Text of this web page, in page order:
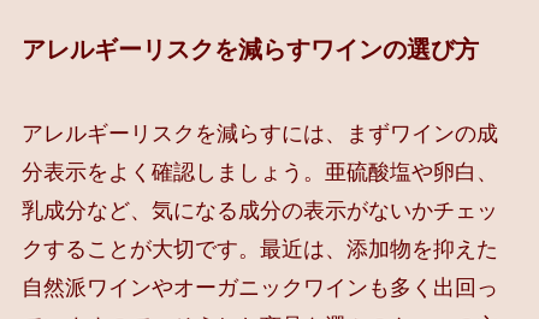
アレルギーリスクを減らすワインの選び方
アレルギーリスクを減らすには、まずワインの成
分表示をよく確認しましょう。亜硫酸塩や卵白、
乳成分など、気になる成分の表示がないかチェッ
クすることが大切です。最近は、添加物を抑えた
自然派ワインやオーガニックワインも多く出回っ